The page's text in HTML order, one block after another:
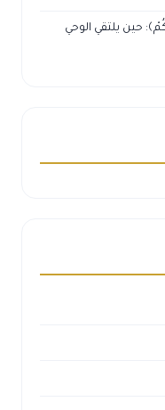
حين يلتقي الوحي